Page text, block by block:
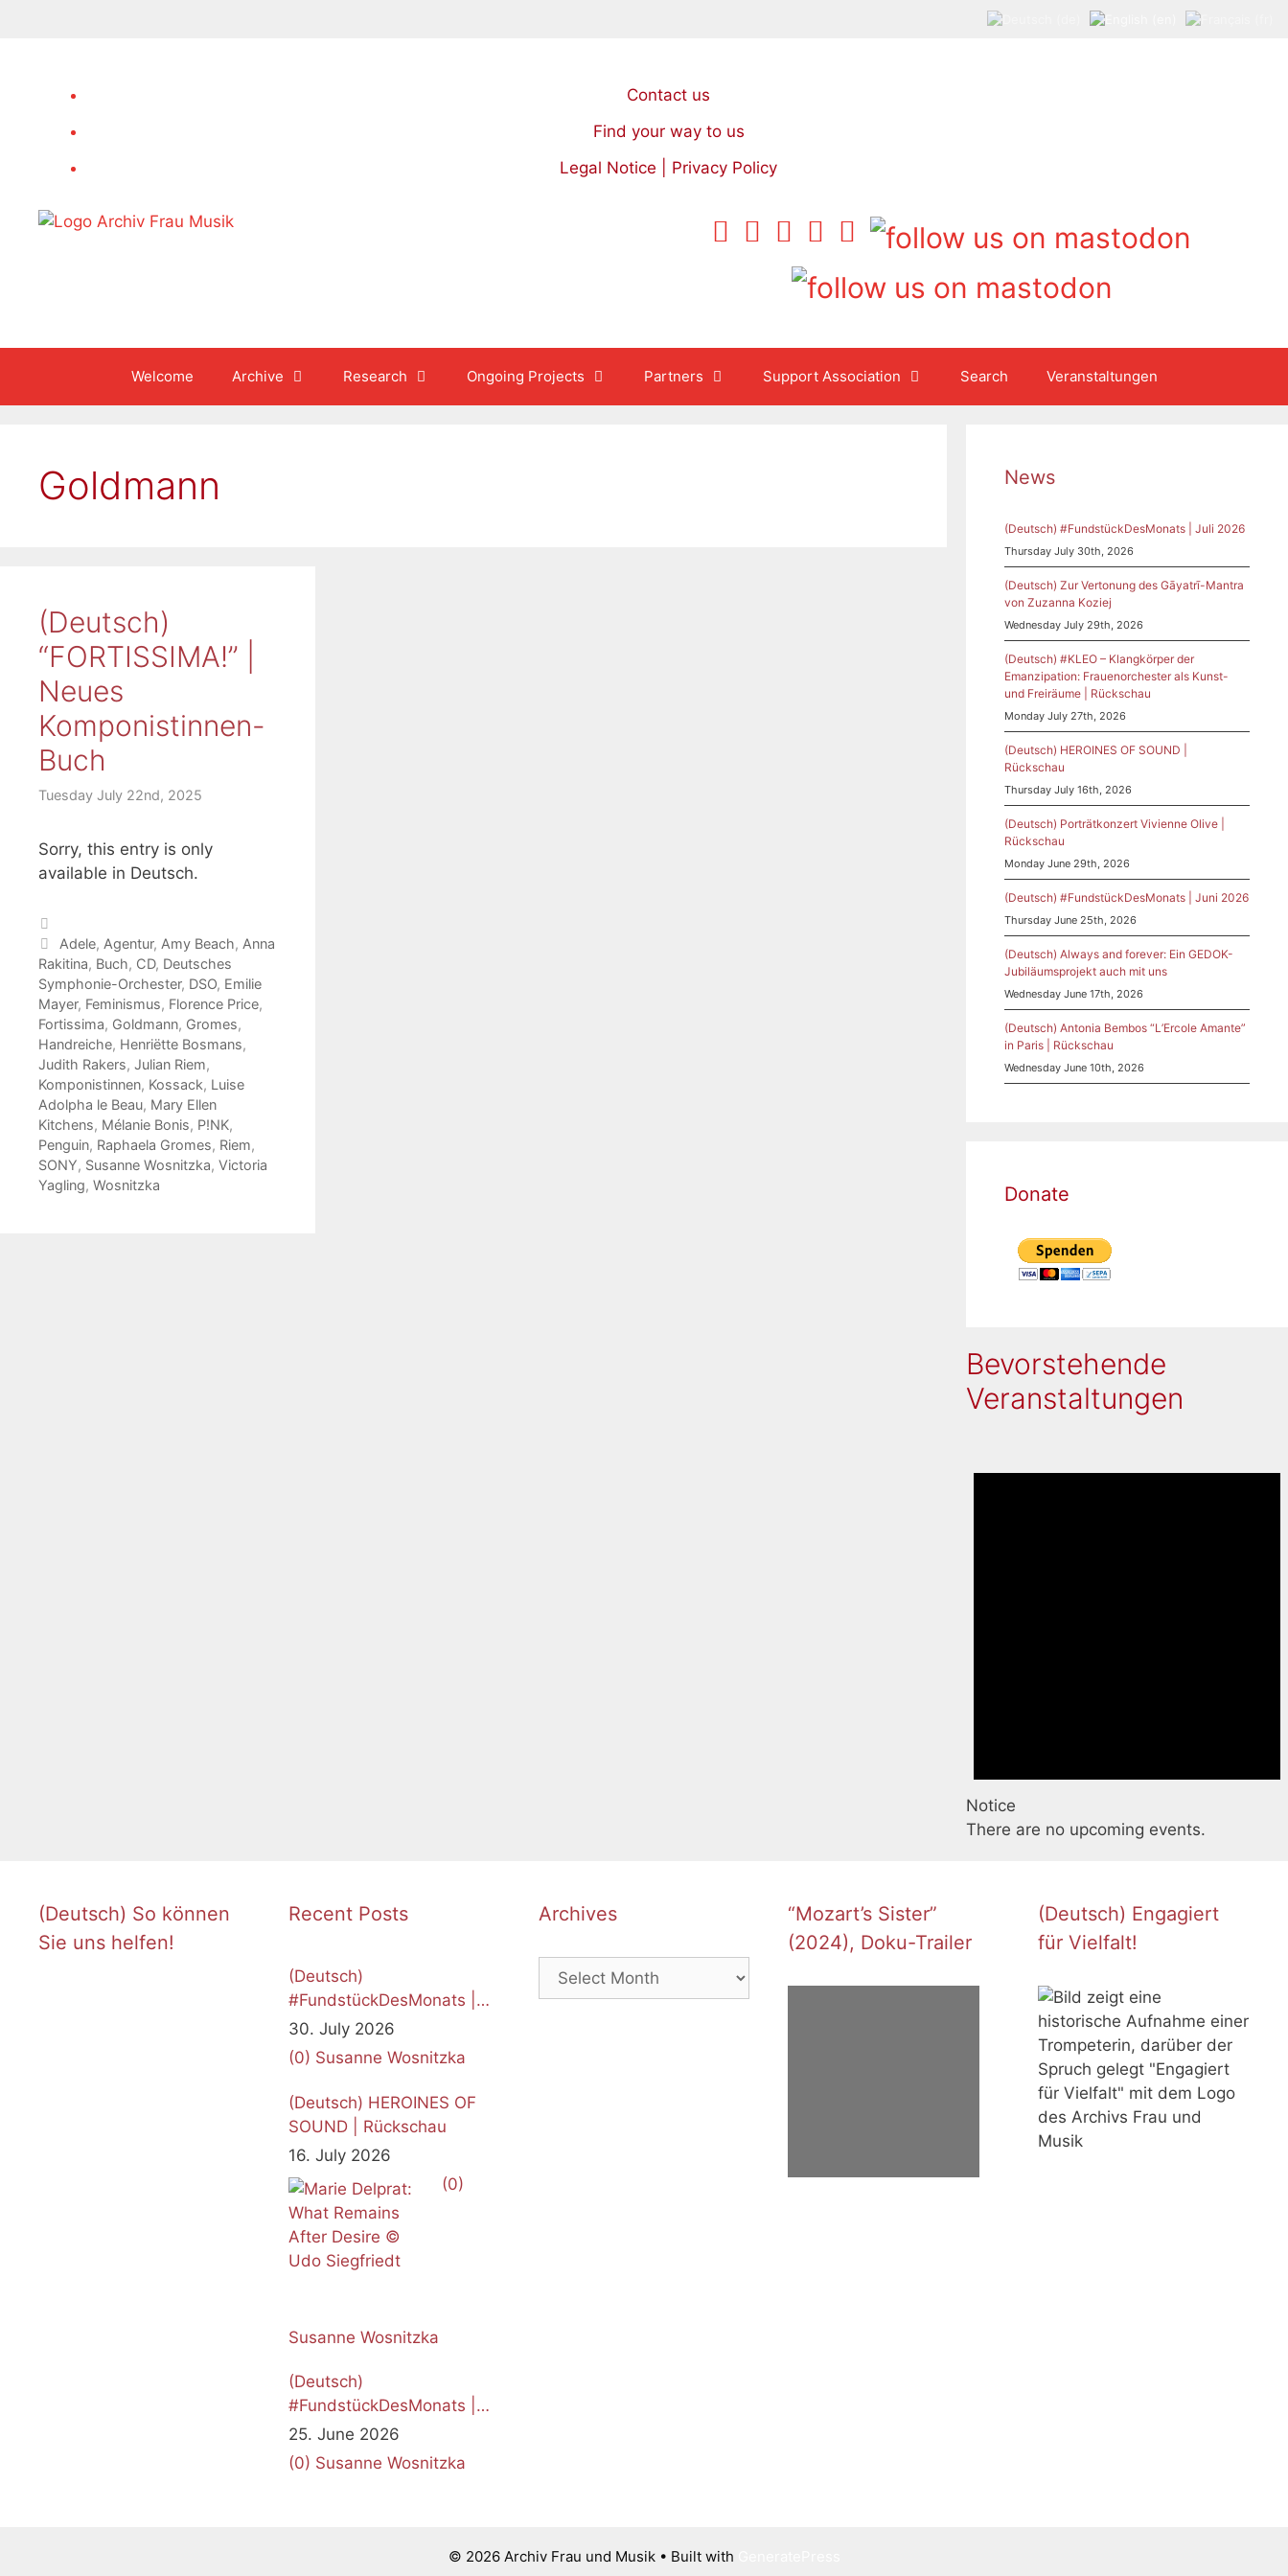
Contact us
Find your way to us
Legal Notice | Privacy Policy
Welcome Archive Research Ongoing Projects Partners Support Association Search Veranstaltungen
Goldmann
(Deutsch)
“FORTISSIMA!” |
Neues
Komponistinnen-
Buch
Tuesday July 22nd, 2025
Sorry, this entry is only
available in Deutsch.
Tags
Adele, Agentur, Amy Beach, Anna
Rakitina, Buch, CD, Deutsches
Symphonie-Orchester, DSO, Emilie
Mayer, Feminismus, Florence Price,
Fortissima, Goldmann, Gromes,
Handreiche, Henriëtte Bosmans,
Judith Rakers, Julian Riem,
Komponistinnen, Kossack, Luise
Adolpha le Beau, Mary Ellen
Kitchens, Mélanie Bonis, P!NK,
Penguin, Raphaela Gromes, Riem,
SONY, Susanne Wosnitzka, Victoria
Yagling, Wosnitzka
News
(Deutsch) #FundstückDesMonats | Juli 2026
Thursday July 30th, 2026
(Deutsch) Zur Vertonung des Gāyatrī-Mantra
von Zuzanna Koziej
Wednesday July 29th, 2026
(Deutsch) #KLEO – Klangkörper der
Emanzipation: Frauenorchester als Kunst-
und Freiräume | Rückschau
Monday July 27th, 2026
(Deutsch) HEROINES OF SOUND |
Rückschau
Thursday July 16th, 2026
(Deutsch) Porträtkonzert Vivienne Olive |
Rückschau
Monday June 29th, 2026
(Deutsch) #FundstückDesMonats | Juni 2026
Thursday June 25th, 2026
(Deutsch) Always and forever: Ein GEDOK-
Jubiläumsprojekt auch mit uns
Wednesday June 17th, 2026
(Deutsch) Antonia Bembos “L’Ercole Amante”
in Paris | Rückschau
Wednesday June 10th, 2026
Donate
Bevorstehende
Veranstaltungen
Notice
There are no upcoming events.
(Deutsch) So können
Sie uns helfen!
Recent Posts
(Deutsch)
#FundstückDesMonats |
Juli 2026
30. July 2026
(0) Susanne Wosnitzka
(Deutsch) HEROINES OF
SOUND | Rückschau
16. July 2026
(0)
Susanne Wosnitzka
(Deutsch)
#FundstückDesMonats |
Juni 2026
25. June 2026
(0) Susanne Wosnitzka
Archives
Archives
“Mozart’s Sister”
(2024), Doku-Trailer
(Deutsch) Engagiert
für Vielfalt!
© 2026 Archiv Frau und Musik• Built with